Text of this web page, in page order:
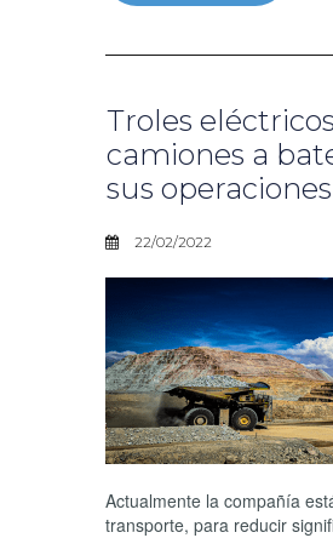
Troles
camiones a
sus operaciones
22/02/2022
Actualmente la compañía
transporte, para reducir